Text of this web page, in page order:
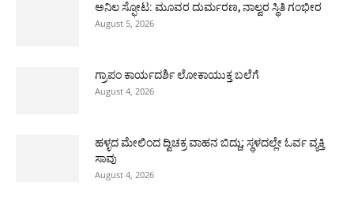
ಅನಿಲ ಸ್ಫೋಟ: ಮೂವರ ದುರ್ಮರಣ, ನಾಲ್ವರ ಸ್ಥಿತಿ ಗಂಭೀರ
August 5, 2026
ಗ್ರಾಪಂ ಕಾರ್ಯದರ್ಶಿ ಲೋಕಾಯುಕ್ತ ಬಲೆಗೆ
August 4, 2026
ಹಳ್ಳದ ಮೇಲಿಂದ ದ್ವಿಚಕ್ರ ವಾಹನ ಬಿದ್ದು; ಸ್ಥಳದಲ್ಲೇ ಓರ್ವ ವ್ಯಕ್ತಿ
ಸಾವು
August 4, 2026